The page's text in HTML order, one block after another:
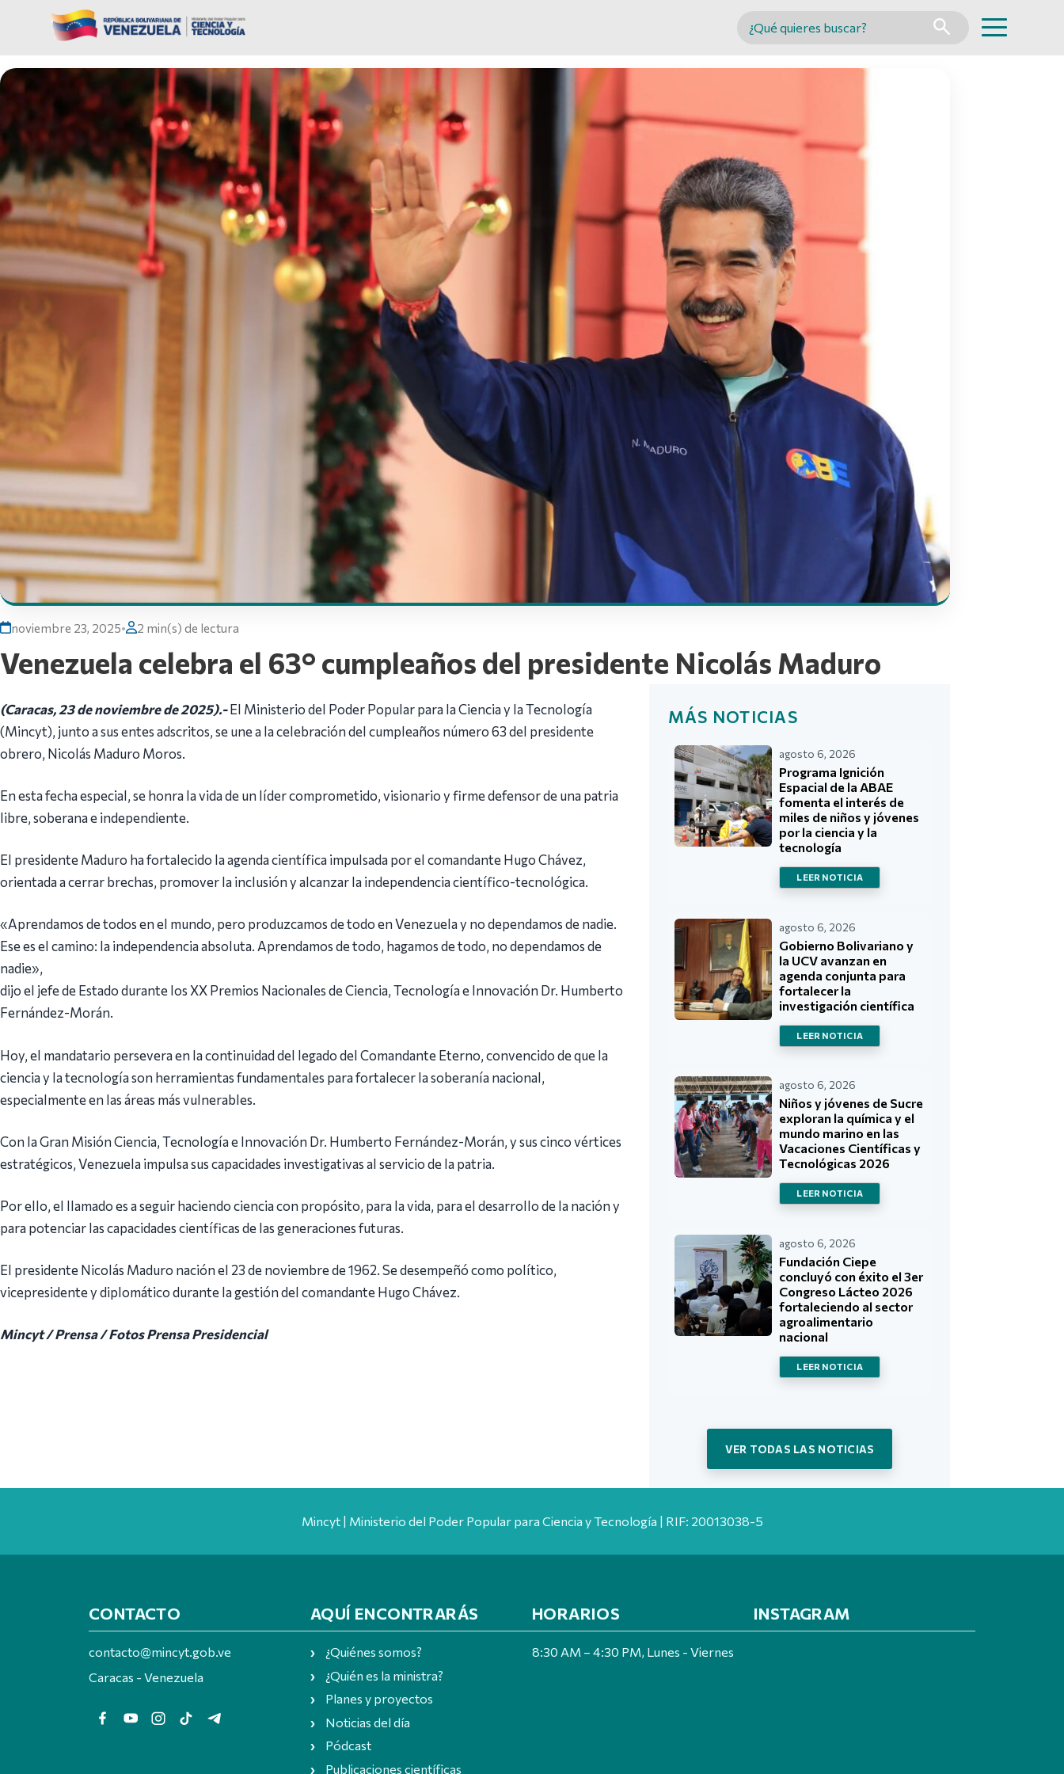
Buscar en MINCYT
noviembre 23, 2025• 2 min(s) de lectura
Venezuela celebra el 63° cumpleaños del presidente Nicolás Maduro
(Caracas, 23 de noviembre de 2025).-El Ministerio del Poder Popular para la Ciencia y la Tecnología
(Mincyt), junto a sus entes adscritos, se une a la celebración del cumpleaños número 63 del presidente
obrero, Nicolás Maduro Moros.
En esta fecha especial, se honra la vida de un líder comprometido, visionario y firme defensor de una patria
libre, soberana e independiente.
El presidente Maduro ha fortalecido la agenda científica impulsada por el comandante Hugo Chávez,
orientada a cerrar brechas, promover la inclusión y alcanzar la independencia científico-tecnológica.
«Aprendamos de todos en el mundo, pero produzcamos de todo en Venezuela y no dependamos de nadie.
Ese es el camino: la independencia absoluta. Aprendamos de todo, hagamos de todo, no dependamos de
nadie»,
dijo el jefe de Estado durante los XX Premios Nacionales de Ciencia, Tecnología e Innovación Dr. Humberto
Fernández-Morán.
Hoy, el mandatario persevera en la continuidad del legado del Comandante Eterno, convencido de que la
ciencia y la tecnología son herramientas fundamentales para fortalecer la soberanía nacional,
especialmente en las áreas más vulnerables.
Con la Gran Misión Ciencia, Tecnología e Innovación Dr. Humberto Fernández-Morán, y sus cinco vértices
estratégicos, Venezuela impulsa sus capacidades investigativas al servicio de la patria.
Por ello, el llamado es a seguir haciendo ciencia con propósito, para la vida, para el desarrollo de la nación y
para potenciar las capacidades científicas de las generaciones futuras.
El presidente Nicolás Maduro nación el 23 de noviembre de 1962. Se desempeñó como político,
vicepresidente y diplomático durante la gestión del comandante Hugo Chávez.
Mincyt / Prensa / Fotos Prensa Presidencial
MÁS NOTICIAS
agosto 6, 2026
Programa Ignición
Espacial de la ABAE
fomenta el interés de
miles de niños y jóvenes
por la ciencia y la
tecnología
LEER NOTICIA
agosto 6, 2026
Gobierno Bolivariano y
la UCV avanzan en
agenda conjunta para
fortalecer la
investigación científica
LEER NOTICIA
agosto 6, 2026
Niños y jóvenes de Sucre
exploran la química y el
mundo marino en las
Vacaciones Científicas y
Tecnológicas 2026
LEER NOTICIA
agosto 6, 2026
Fundación Ciepe
concluyó con éxito el 3er
Congreso Lácteo 2026
fortaleciendo al sector
agroalimentario
nacional
LEER NOTICIA
VER TODAS LAS NOTICIAS
Mincyt | Ministerio del Poder Popular para Ciencia y Tecnología | RIF: 20013038-5
CONTACTO
contacto@mincyt.gob.ve
Caracas - Venezuela
AQUÍ ENCONTRARÁS
¿Quiénes somos?
¿Quién es la ministra?
Planes y proyectos
Noticias del día
Pódcast
Publicaciones científicas
HORARIOS
8:30 AM – 4:30 PM, Lunes - Viernes
INSTAGRAM